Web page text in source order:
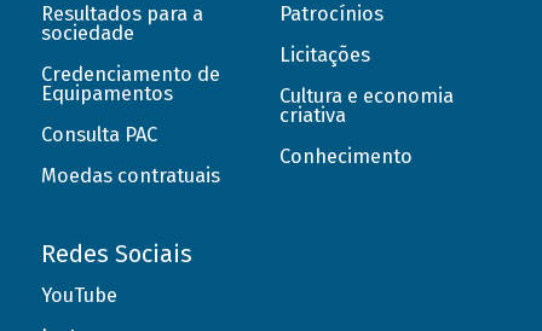
Resultados para a
sociedade
Credenciamento de
Equipamentos
Consulta PAC
Moedas contratuais
Patrocínios
Licitações
Cultura e economia
criativa
Conhecimento
Redes Sociais
YouTube